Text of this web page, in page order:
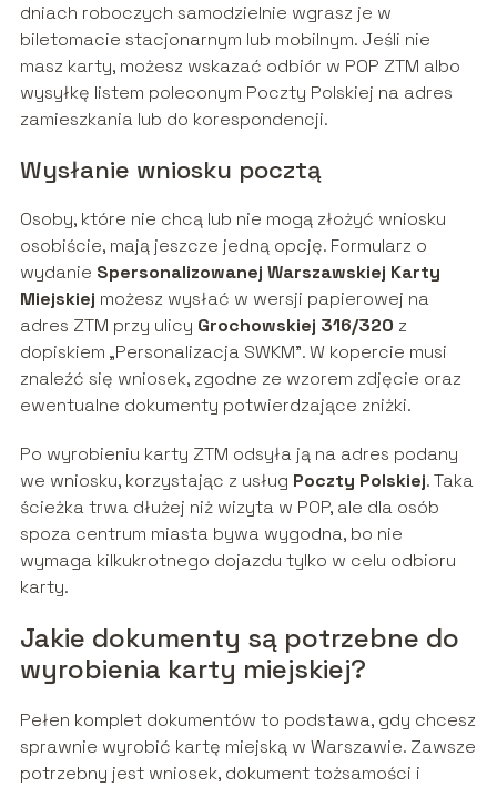
dniach roboczych samodzielnie wgrasz je w
biletomacie stacjonarnym lub mobilnym. Jeśli nie
masz karty, możesz wskazać odbiór w POP ZTM albo
wysyłkę listem poleconym Poczty Polskiej na adres
zamieszkania lub do korespondencji.
Wysłanie wniosku pocztą
Osoby, które nie chcą lub nie mogą złożyć wniosku
osobiście, mają jeszcze jedną opcję. Formularz o
wydanie Spersonalizowanej Warszawskiej Karty
Miejskiej możesz wysłać w wersji papierowej na
adres ZTM przy ulicy Grochowskiej 316/320 z
dopiskiem „Personalizacja SWKM”. W kopercie musi
znaleźć się wniosek, zgodne ze wzorem zdjęcie oraz
ewentualne dokumenty potwierdzające zniżki.
Po wyrobieniu karty ZTM odsyła ją na adres podany
we wniosku, korzystając z usług Poczty Polskiej. Taka
ścieżka trwa dłużej niż wizyta w POP, ale dla osób
spoza centrum miasta bywa wygodna, bo nie
wymaga kilkukrotnego dojazdu tylko w celu odbioru
karty.
Jakie dokumenty są potrzebne do
wyrobienia karty miejskiej?
Pełen komplet dokumentów to podstawa, gdy chcesz
sprawnie wyrobić kartę miejską w Warszawie. Zawsze
potrzebny jest wniosek, dokument tożsamości i